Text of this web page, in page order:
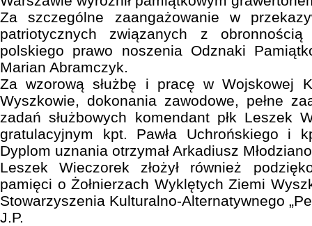
Za szczególne zaangażowanie w
patriotycznych związanych z
polskiego prawo noszenia Odznaki
Marian Abramczyk.
Za wzorową służbę i pracę w Wojskowej
Wyszkowie, dokonania zawodowe, pełne
zadań służbowych komendant płk Leszek
gratulacyjnym kpt. Pawła Uchrońskiego i
Dyplom uznania otrzymał Arkadiusz
Leszek Wieczorek złożył również
pamięci o Żołnierzach Wyklętych Ziemi
Stowarzyszenia Kulturalno-Alternatywnego
J.P.